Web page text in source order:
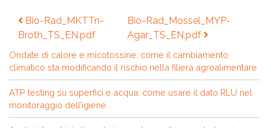
Navigazione
articoli
Bio-Rad_MKTTn-
Broth_TS_EN.pdf
Bio-Rad_Mossel_MYP-
Agar_TS_EN.pdf
Ondate di calore e micotossine: come il cambiamento
climatico sta modificando il rischio nella filiera agroalimentare
ATP testing su superfici e acqua: come usare il dato RLU nel
monitoraggio dell’igiene